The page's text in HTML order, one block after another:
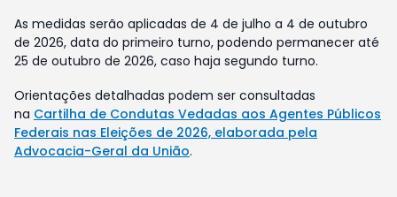
As medidas serão aplicadas de 4 de julho a 4 de outubro
de 2026, data do primeiro turno, podendo permanecer até
25 de outubro de 2026, caso haja segundo turno.
Orientações detalhadas podem ser consultadas
na Cartilha de Condutas Vedadas aos Agentes Públicos
Federais nas Eleições de 2026, elaborada pela
Advocacia-Geral da União.